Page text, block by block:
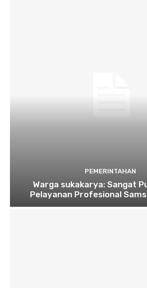
PEMERINTAHAN
Warga sukakarya: Sangat
Pelayanan Profesional